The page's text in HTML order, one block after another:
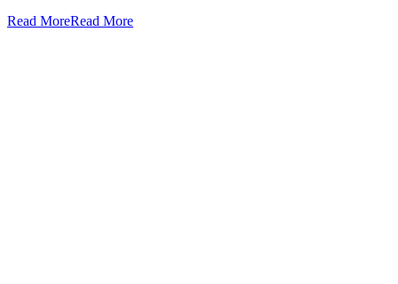
Read MoreRead More